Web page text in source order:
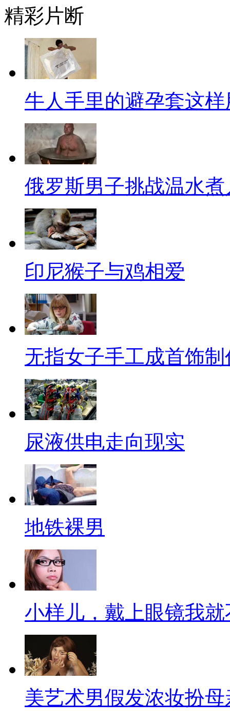
的吗？诶，我还真不是跟你忽
这有些名人可不是这样，别说
见到了，您也不一定还认得他
【解说】
外套脱掉脱掉，眼镜摘掉摘
这眼镜要是摘了，您别说，即
还用问吗？都说眼睛是心灵的
清清楚楚、仔仔细细呢？
著名香港导演王家卫，以慢
卡门》、《东邪西毒》、《春
品影迷们都能如数家珍。提起
着烟的导演范。这不奇怪，因
如果有一天，你看到一个不戴
种凌乱的挫败感，似曾相识不
台湾忧郁男歌手小刚在唱《
叔气质啊，大墨镜遮掉大半张
了。不曾想，现在一个叫周传
镜，这是要加入90后的队伍吗
啊？
香港男歌手谢霆锋也是帅酷
他爸你就啥都明白了。
时尚界教父“卡尔•拉格斐”绝
是万人前呼后拥的，接受人们
的，因为你也不知道人家到底
的说一不二！不过，你确定这
张震岳如果不反戴帽子、不
是张震岳吗？这小伙儿其实也
有人模仿我的脸，有人模仿
装门面，只有镜框没有镜片，
欧巴裴勇俊一直都是以儒雅
精彩片断
牛人手里的避孕套这样
俄罗斯男子挑战温水煮
印尼猴子与鸡相爱
无指女子手工成首饰
尿液供电走向现实
地铁裸男
小样儿，戴上眼镜我
美艺术男假发浓妆扮